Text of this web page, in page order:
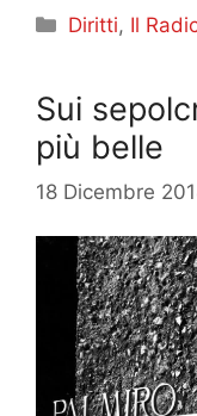
Categorie
Diritti, Il
Sui
più belle
18 Dicembre